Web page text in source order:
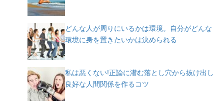
どんな人が周りにいるかは環境。自分がどんな
環境に身を置きたいかは決められる
私は悪くない!正論に潜む落とし穴から抜け出し
良好な人間関係を作るコツ